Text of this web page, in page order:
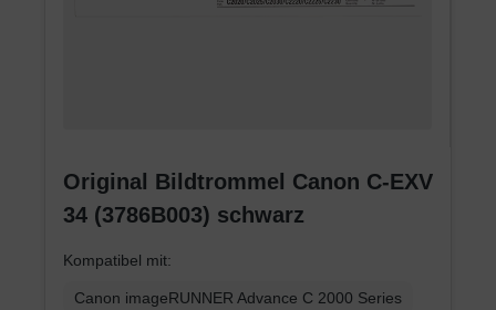
Original Bildtrommel Canon C-EXV
34 (3786B003) schwarz
Kompatibel mit:
Canon imageRUNNER Advance C 2000 Series